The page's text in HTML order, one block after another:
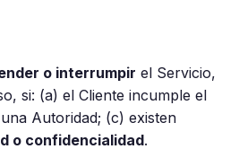
o interrumpir el Servicio,
si: (a) el Cliente incumple el
Autoridad; (c) existen
o confidencialidad.